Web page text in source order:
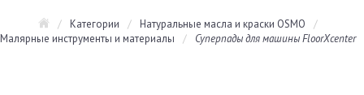
/ Категории / Натуральные масла и краски OSMO
/
Малярные инструменты и материалы
/ Суперпады для машины FloorXcenter